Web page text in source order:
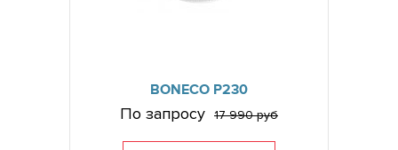
BONECO P230
По запросу 17 990 руб